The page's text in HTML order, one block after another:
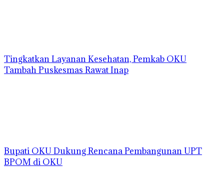
Tingkatkan Layanan Kesehatan, Pemkab OKU
Tambah Puskesmas Rawat Inap
Bupati OKU Dukung Rencana Pembangunan UPT
BPOM di OKU